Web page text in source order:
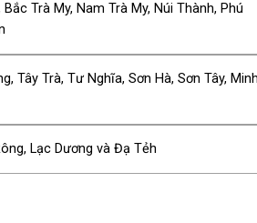
Trà My, Nam Trà My, Núi Thành, Phú
Tây Trà, Tư Nghĩa, Sơn Hà, Sơn Tây, Minh
Lạc Dương và Đạ Tẻh